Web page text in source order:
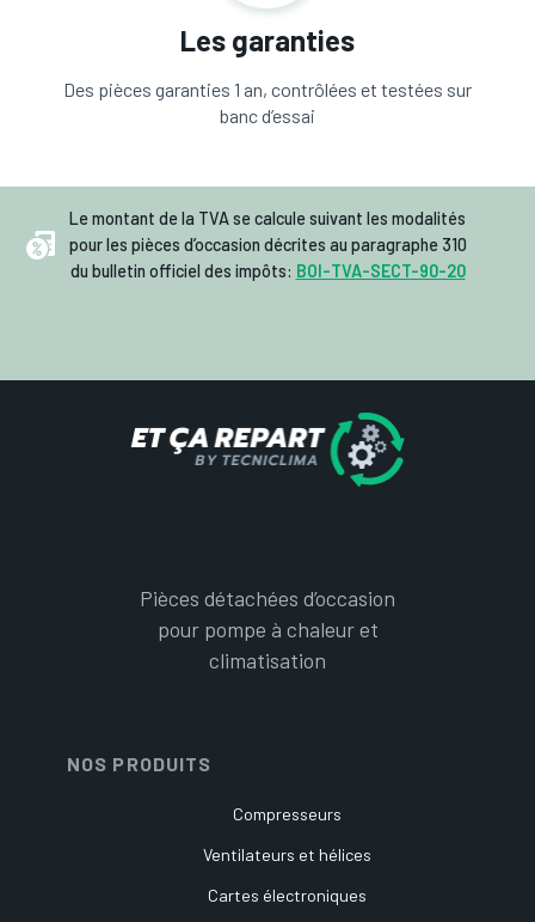
Les garanties
Des pièces garanties 1 an, contrôlées et testées sur
banc d’essai
Le montant de la TVA se calcule suivant les modalités
pour les pièces d’occasion décrites au paragraphe 310
du bulletin officiel des impôts: BOI-TVA-SECT-90-20
Pièces détachées d’occasion
pour pompe à chaleur et
climatisation
NOS PRODUITS
Compresseurs
Ventilateurs et hélices
Cartes électroniques